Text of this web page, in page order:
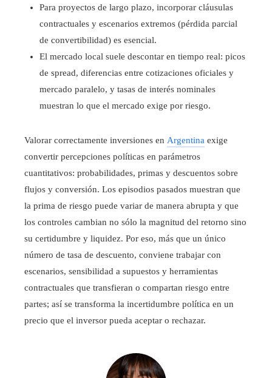
Para proyectos de largo plazo, incorporar cláusulas
contractuales y escenarios extremos (pérdida parcial
de convertibilidad) es esencial.
El mercado local suele descontar en tiempo real: picos
de spread, diferencias entre cotizaciones oficiales y
mercado paralelo, y tasas de interés nominales
muestran lo que el mercado exige por riesgo.
Valorar correctamente inversiones en Argentina exige
convertir percepciones políticas en parámetros
cuantitativos: probabilidades, primas y descuentos sobre
flujos y conversión. Los episodios pasados muestran que
la prima de riesgo puede variar de manera abrupta y que
los controles cambian no sólo la magnitud del retorno sino
su certidumbre y liquidez. Por eso, más que un único
número de tasa de descuento, conviene trabajar con
escenarios, sensibilidad a supuestos y herramientas
contractuales que transfieran o compartan riesgo entre
partes; así se transforma la incertidumbre política en un
precio que el inversor pueda aceptar o rechazar.